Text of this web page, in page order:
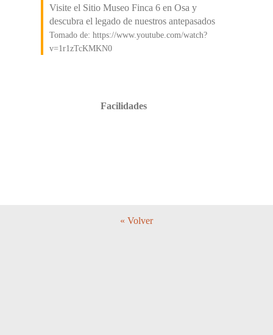
Visite el Sitio Museo Finca 6 en Osa y
descubra el legado de nuestros antepasados
Tomado de: https://www.youtube.com/watch?
v=1r1zTcKMKN0
Facilidades
« Volver